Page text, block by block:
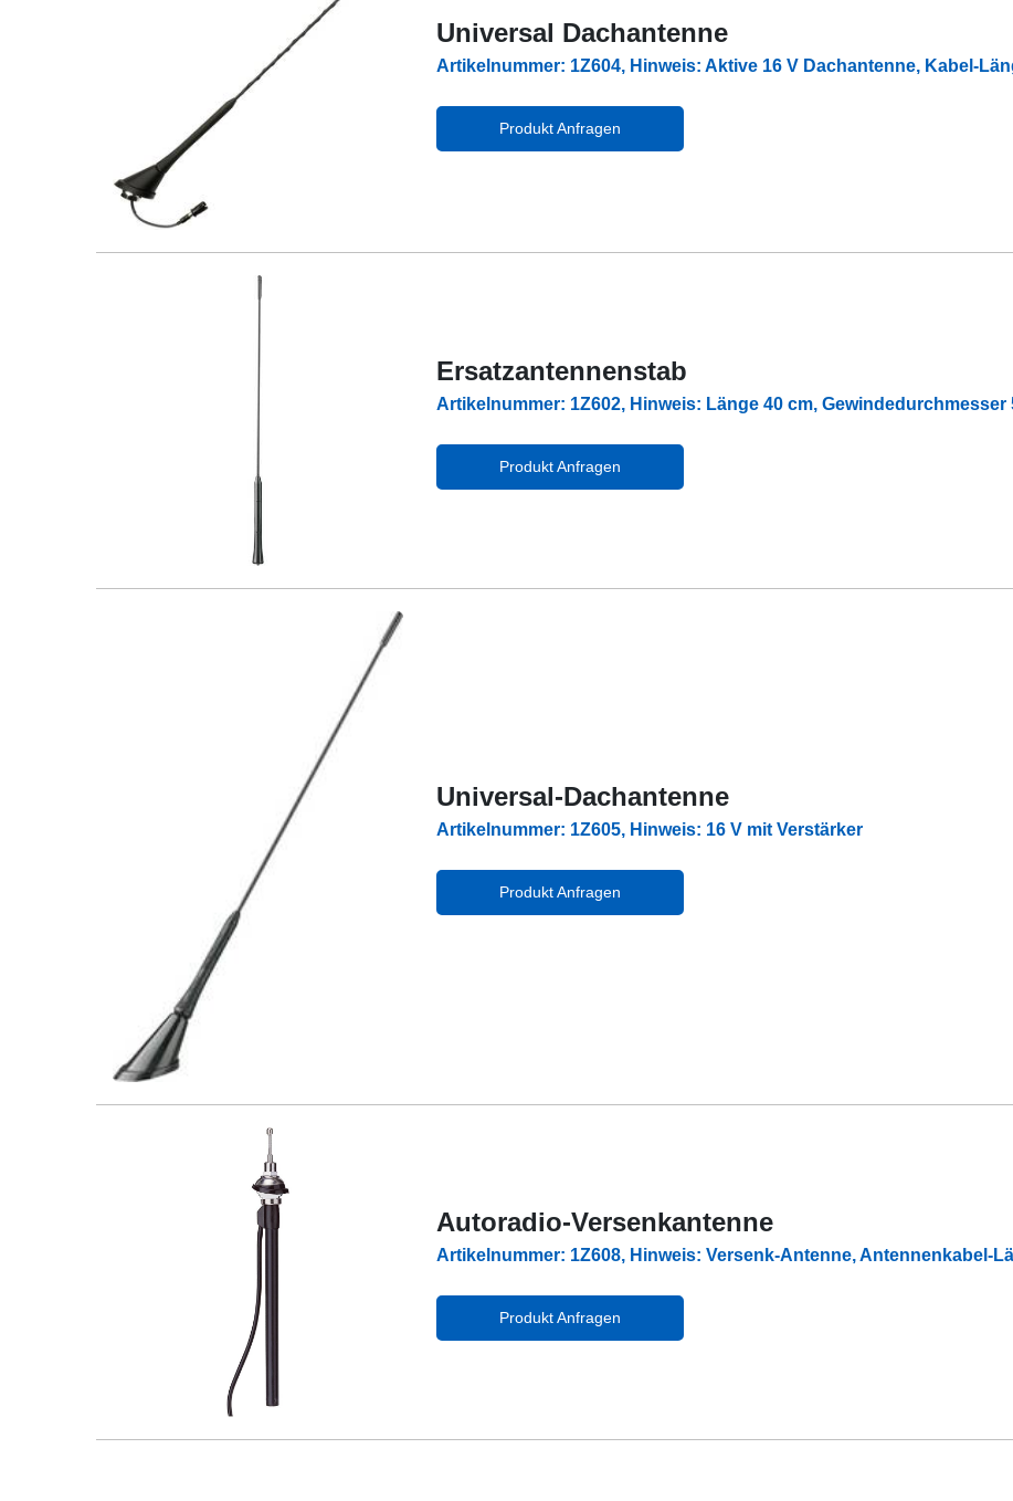
Universal Dachantenne
Artikelnummer: 1Z604, Hinweis: Aktive 16 V Dachantenne, Kabel-
Produkt Anfragen
Ersatzantennenstab
Artikelnummer: 1Z602, Hinweis: Länge 40 cm, Gewindedurchmesser
Produkt Anfragen
Universal-Dachantenne
Artikelnummer: 1Z605, Hinweis: 16 V mit Verstärker
Produkt Anfragen
Autoradio-Versenkantenne
Artikelnummer: 1Z608, Hinweis: Versenk-Antenne, Antennenkabel-
Produkt Anfragen